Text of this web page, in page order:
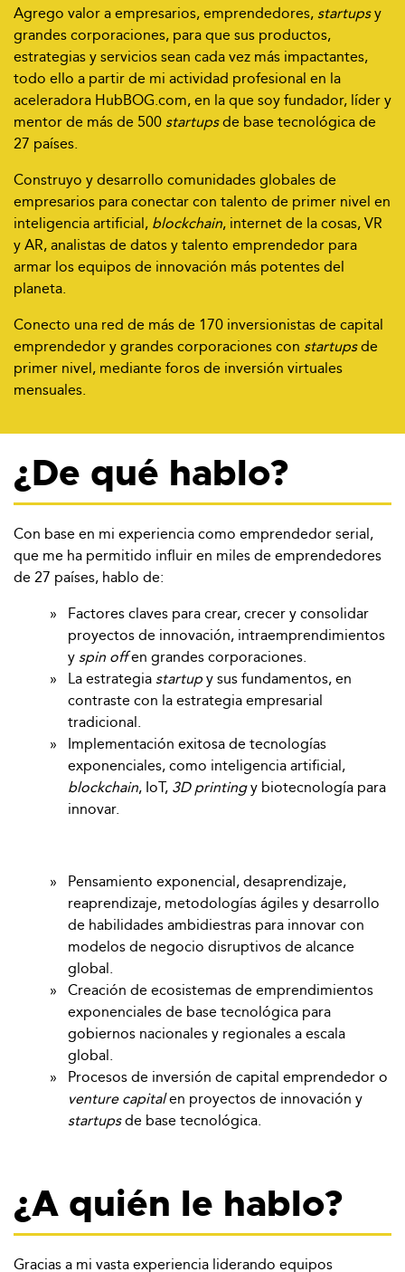
Agrego valor a empresarios, emprendedores, startupsy
grandes corporaciones, para que sus productos,
estrategias y servicios sean cada vez más impactantes,
todo ello a partir de mi actividad profesional en la
aceleradora HubBOG.com, en la que soy fundador, líder y
mentor de más de 500 startupsde base tecnológica de
27 países.
Construyo y desarrollo comunidades globales de
empresarios para conectar con talento de primer nivel en
inteligencia artificial, blockchain, internet de la cosas, VR
y AR, analistas de datos y talento emprendedor para
armar los equipos de innovación más potentes del
planeta.
Conecto una red de más de 170 inversionistas de capital
emprendedor y grandes corporaciones con startupsde
primer nivel, mediante foros de inversión virtuales
mensuales.
¿De qué hablo?
Con base en mi experiencia como emprendedor serial,
que me ha permitido influir en miles de emprendedores
de 27 países, hablo de:
Factores claves para crear, crecer y consolidar
proyectos de innovación, intraemprendimientos
yspin offen grandes corporaciones.
La estrategiastartupy sus fundamentos, en
contraste con la estrategia empresarial
tradicional.
Implementación exitosa de tecnologías
exponenciales, como inteligencia artificial,
blockchain, IoT, 3D printingy biotecnología para
innovar.
Pensamiento exponencial, desaprendizaje,
reaprendizaje, metodologías ágiles y desarrollo
de habilidades ambidiestras para innovar con
modelos de negocio disruptivos de alcance
global.
Creación de ecosistemas de emprendimientos
exponenciales de base tecnológica para
gobiernos nacionales y regionales a escala
global.
Procesos de inversión de capital emprendedor o
venture capitalen proyectos de innovación y
startupsde base tecnológica.
¿A quién le hablo?
Gracias a mi vasta experiencia liderando equipos